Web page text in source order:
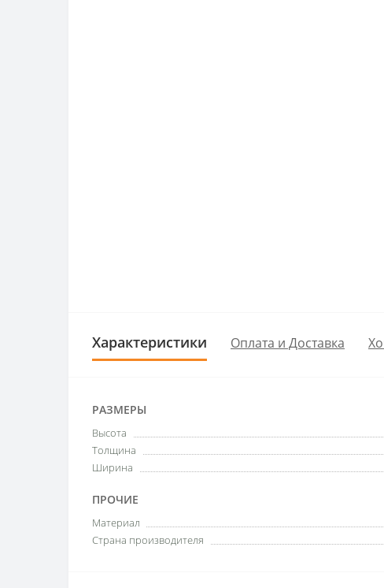
Характеристики Оплата и Доставка
РАЗМЕРЫ
Высота
Толщина
Ширина
ПРОЧИЕ
Материал
Страна производителя